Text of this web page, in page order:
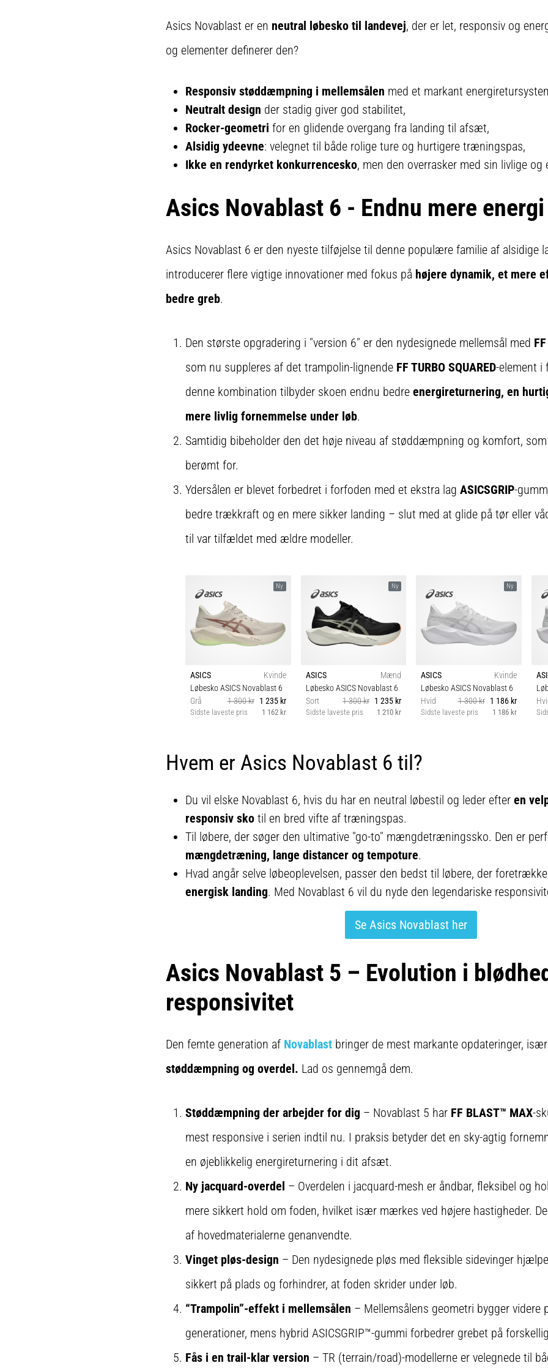
Asics Novablast er en neutral løbesko til landevej, der er let, responsiv og
og elementer definerer den?
Responsiv støddæmpning i mellemsålen med et markant
Neutralt design der stadig giver god stabilitet,
Rocker-geometri for en glidende overgang fra landing til afsæt,
Alsidig ydeevne: velegnet til både rolige ture og hurtigere træningspas,
Ikke en rendyrket konkurrencesko, men den overrasker med sin livlige og
Asics Novablast 6 - Endnu mere energi
Asics Novablast 6 er den nyeste tilføjelse til denne populære familie af alsidige
introducerer flere vigtige innovationer med fokus på højere dynamik, et mere
bedre greb.
Den største opgradering i "version 6" er den nydesignede mellemsål med
som nu suppleres af det trampolin-lignende FF TURBO SQUARED-element i
denne kombination tilbyder skoen endnu bedre energireturnering, en
mere livlig fornemmelse under løb.
Samtidig bibeholder den det høje niveau af støddæmpning og komfort,
berømt for.
Ydersålen er blevet forbedret i forfoden med et ekstra lag ASICSGRIP-
bedre trækkraft og en mere sikker landing – slut med at glide på tør eller
til var tilfældet med ældre modeller.
Ny
ASICS
Kvinde
Løbesko ASICS Novablast 6
Grå
1 300 kr 1 235 kr
Sidste laveste pris 1 162 kr
40½ 41½ 42 42½ 43½
Ny
ASICS
Mænd
Løbesko ASICS Novablast 6
Sort
1 300 kr 1 235 kr
Sidste laveste pris 1 210 kr
44½ 45 46 46½ 47
Ny
ASICS
Kvinde
Løbesko ASICS Novablast 6
Hvid
1 300 kr 1 186 kr
Sidste laveste pris 1 186 kr
Hvem er Asics Novablast 6 til?
Du vil elske Novablast 6, hvis du har en neutral løbestil og leder efter en
responsiv sko til en bred vifte af træningspas.
Til løbere, der søger den ultimative "go-to" mængdetræningssko. Den er
mængdetræning, lange distancer og tempoture.
Hvad angår selve løbeoplevelsen, passer den bedst til løbere, der
energisk landing. Med Novablast 6 vil du nyde den legendariske
Se Asics Novablast her
Asics Novablast 5 – Evolution i
responsivitet
Den femte generation af Novablast bringer de mest markante opdateringer,
støddæmpning og overdel. Lad os gennemgå dem.
Støddæmpning der arbejder for dig – Novablast 5 har FF BLAST™ MAX-
mest responsive i serien indtil nu. I praksis betyder det en sky-agtig
en øjeblikkelig energireturnering i dit afsæt.
Ny jacquard-overdel – Overdelen i jacquard-mesh er åndbar, fleksibel og
mere sikkert hold om foden, hvilket især mærkes ved højere hastigheder.
af hovedmaterialerne genanvendte.
Vinget pløs-design – Den nydesignede pløs med fleksible sidevinger
sikkert på plads og forhindrer, at foden skrider under løb.
“Trampolin”-effekt i mellemsålen – Mellemsålens geometri bygger videre
generationer, mens hybrid ASICSGRIP™-gummi forbedrer grebet på
Fås i en trail-klar version – TR (terrain/road)-modellerne er velegnede til